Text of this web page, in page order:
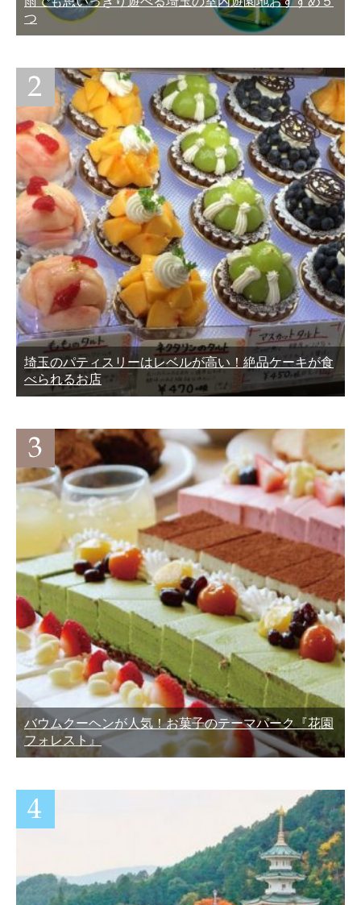
つ
埼玉のパティスリーはレベルが高い！絶品ケーキが食
べられるお店
バウムクーヘンが人気！お菓子のテーマパーク『花園
フォレスト』